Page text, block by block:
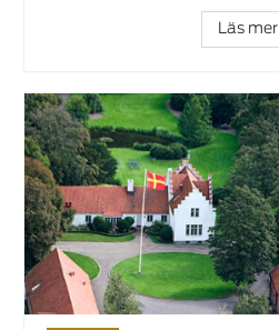
Läs mer